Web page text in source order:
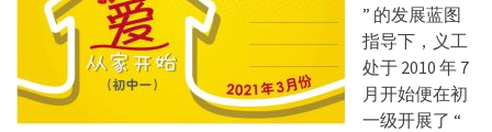
” 的发展蓝图
指导下，义工
处于 2010 年 7
月开始便在初
一级开展了 “